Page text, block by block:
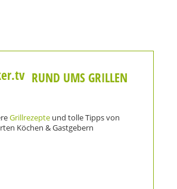
RUND UMS GRILLEN
Grillrezepte und tolle Tipps von
Köchen & Gastgebern